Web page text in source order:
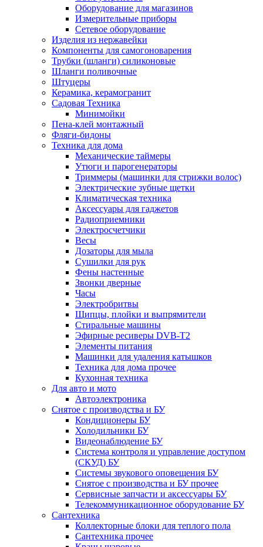
Оборудование для магазинов
Измерительные приборы
Сетевое оборудование
Изделия из нержавейки
Компоненты для самогоноварения
Трубки (шланги) силиконовые
Шланги поливочные
Штуцеры
Керамика, керамогранит
Садовая Техника
Минимойки
Пена-клей монтажный
Фляги-бидоны
Техника для дома
Механические таймеры
Утюги и парогенераторы
Триммеры (машинки для стрижки волос)
Электрические зубные щетки
Климатическая техника
Аксессуары для гаджетов
Радиоприемники
Электросчетчики
Весы
Дозаторы для мыла
Сушилки для рук
Фены настенные
Звонки дверные
Часы
Электробритвы
Щипцы, плойки и выпрямители
Стиральные машины
Эфирные ресиверы DVB-T2
Элементы питания
Машинки для удаления катышков
Техника для дома прочее
Кухонная техника
Для авто и мото
Автоэлектроника
Снятое с производства и БУ
Кондиционеры БУ
Холодильники БУ
Видеонаблюдение БУ
Система контроля и управление доступом
(СКУД) БУ
Системы звукового оповещения БУ
Снятое с производства и БУ прочее
Сервисные запчасти и аксессуары БУ
Телекоммуникационное оборудование БУ
Сантехника
Коллекторные блоки для теплого пола
Сантехника прочее